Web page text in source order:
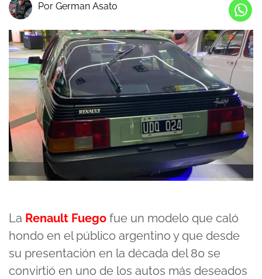
Por German Asato
La Renault Fuego fue un modelo que caló
hondo en el público argentino y que desde
su presentación en la década del 80 se
convirtió en uno de los autos más deseados